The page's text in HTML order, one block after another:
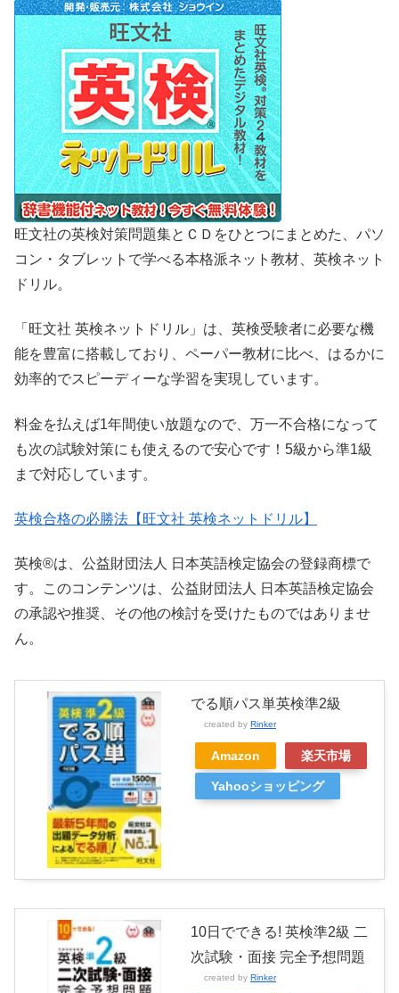
旺文社の英検対策問題集とＣＤをひとつにまとめた、パソ
コン・タブレットで学べる本格派ネット教材、英検ネット
ドリル。
「旺文社 英検ネットドリル」は、英検受験者に必要な機
能を豊富に搭載しており、ペーパー教材に比べ、はるかに
効率的でスピーディーな学習を実現しています。
料金を払えば1年間使い放題なので、万一不合格になって
も次の試験対策にも使えるので安心です！5級から準1級
まで対応しています。
英検合格の必勝法【旺文社 英検ネットドリル】
英検®は、公益財団法人 日本英語検定協会の登録商標で
す。このコンテンツは、公益財団法人 日本英語検定協会
の承認や推奨、その他の検討を受けたものではありませ
ん。
でる順パス単英検準2級
created by Rinker
Amazon 楽天市場
Yahooショッピング
10日でできる! 英検準2級 二
次試験・面接 完全予想問題
created by Rinker